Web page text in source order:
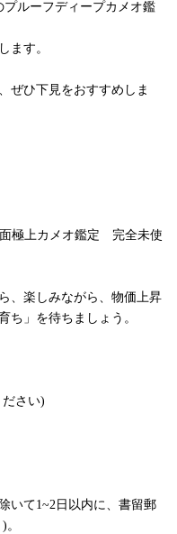
プルーフディープカメオ鑑
ます。
ぜひ下見をおすすめしま
面極上カメオ鑑定 完全未使
、楽しみながら、物価上昇
ち」を待ちましょう。
さい)
いて1~2日以内に、書留郵